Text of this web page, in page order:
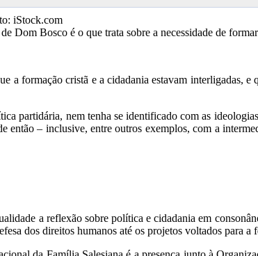
iStock.com
Dom Bosco é o que trata sobre a necessidade de
a formação cristã e a cidadania estavam interligadas,
partidária, nem tenha se identificado com as
então – inclusive, entre outros exemplos, com a
a reflexão sobre política e cidadania em
dos direitos humanos até os projetos voltados para